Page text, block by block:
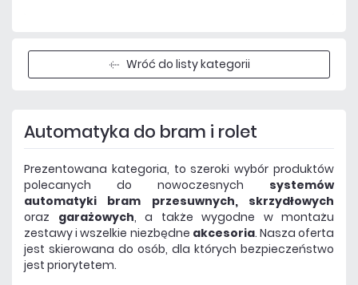
Wróć do listy kategorii
Automatyka do bram i rolet
Prezentowana kategoria, to szeroki wybór produktów
polecanych do nowoczesnych systemów
automatyki bram przesuwnych, skrzydłowych
oraz garażowych, a także wygodne w montażu
zestawy i wszelkie niezbędne akcesoria. Nasza oferta
jest skierowana do osób, dla których bezpieczeństwo
jest priorytetem.